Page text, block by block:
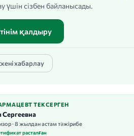
үшін сізбен байланысады.
қалдыру
хабарлау
ТЕКСЕРГЕН
Сергеевна
· 8 жылдан астам тәжірибе
расталған